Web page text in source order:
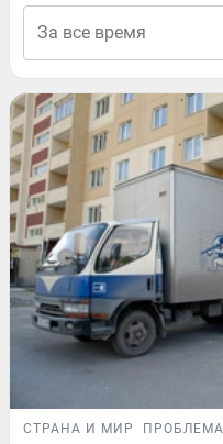
СТРАНА И МИР ПРОБЛЕМА